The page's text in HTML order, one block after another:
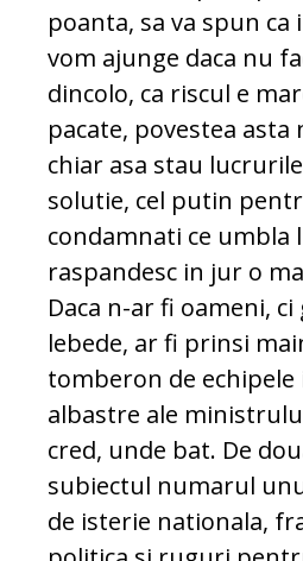
poanta, sa va spun
vom ajunge daca nu
dincolo, ca riscul e
pacate, povestea asta
chiar asa stau
solutie, cel putin
condamnati ce umbla
raspandesc in jur o
Daca n-ar fi oameni, ci
lebede, ar fi prinsi
tomberon de
albastre ale
cred, unde bat. De
subiectul numarul
de isterie nationala,